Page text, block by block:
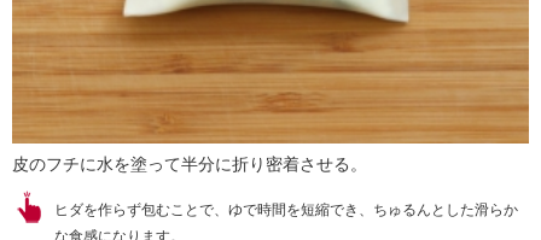
皮のフチに水を塗って半分に折り密着させる。
ヒダを作らず包むことで、ゆで時間を短縮でき、ちゅるんとした滑らか
な食感になります。